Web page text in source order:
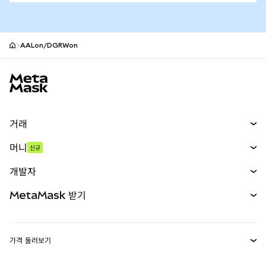
AALon/DGRWon
거래
무기한 선물
실물자산
머니 신규
개발자
MetaMask 받기
가격 둘러보기